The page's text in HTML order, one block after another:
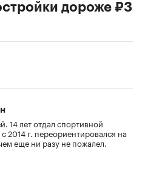
дороже ₽3
14 лет отдал спортивной
2014 г. переориентировался на
еще ни разу не пожалел.